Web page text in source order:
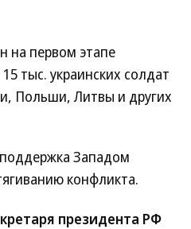
на первом этапе
тыс. украинских солдат
Польши, Литвы и других
Западом
конфликта.
президента РФ